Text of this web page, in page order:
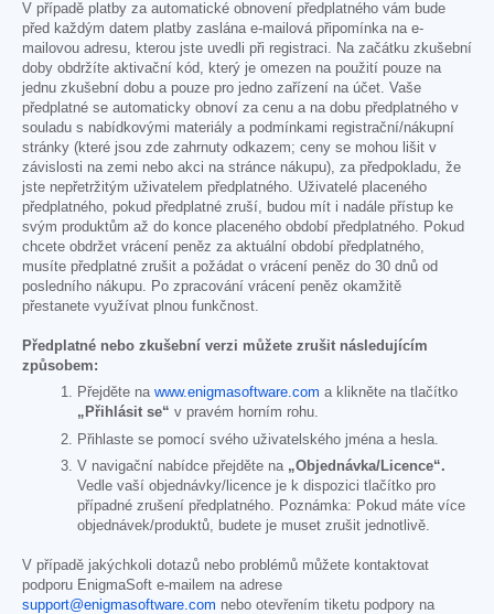
V případě platby za automatické obnovení předplatného vám bude
před každým datem platby zaslána e-mailová připomínka na e-
mailovou adresu, kterou jste uvedli při registraci. Na začátku zkušební
doby obdržíte aktivační kód, který je omezen na použití pouze na
jednu zkušební dobu a pouze pro jedno zařízení na účet. Vaše
předplatné se automaticky obnoví za cenu a na dobu předplatného v
souladu s nabídkovými materiály a podmínkami registrační/nákupní
stránky (které jsou zde zahrnuty odkazem; ceny se mohou lišit v
závislosti na zemi nebo akci na stránce nákupu), za předpokladu, že
jste nepřetržitým uživatelem předplatného. Uživatelé placeného
předplatného, pokud předplatné zruší, budou mít i nadále přístup ke
svým produktům až do konce placeného období předplatného. Pokud
chcete obdržet vrácení peněz za aktuální období předplatného,
musíte předplatné zrušit a požádat o vrácení peněz do 30 dnů od
posledního nákupu. Po zpracování vrácení peněz okamžitě
přestanete využívat plnou funkčnost.
Předplatné nebo zkušební verzi můžete zrušit následujícím
způsobem:
Přejděte na www.enigmasoftware.com a klikněte na tlačítko
„Přihlásit se“ v pravém horním rohu.
Přihlaste se pomocí svého uživatelského jména a hesla.
V navigační nabídce přejděte na „Objednávka/Licence“.
Vedle vaší objednávky/licence je k dispozici tlačítko pro
případné zrušení předplatného. Poznámka: Pokud máte více
objednávek/produktů, budete je muset zrušit jednotlivě.
V případě jakýchkoli dotazů nebo problémů můžete kontaktovat
podporu EnigmaSoft e-mailem na adrese
support@enigmasoftware.com nebo otevřením tiketu podpory na